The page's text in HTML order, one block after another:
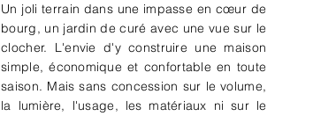
Un joli terrain dans une impasse en cœur de
bourg, un jardin de curé avec une vue sur le
clocher. L'envie d'y construire une maison
simple, économique et confortable en toute
saison. Mais sans concession sur le volume,
la lumière, l'usage, les matériaux ni sur le